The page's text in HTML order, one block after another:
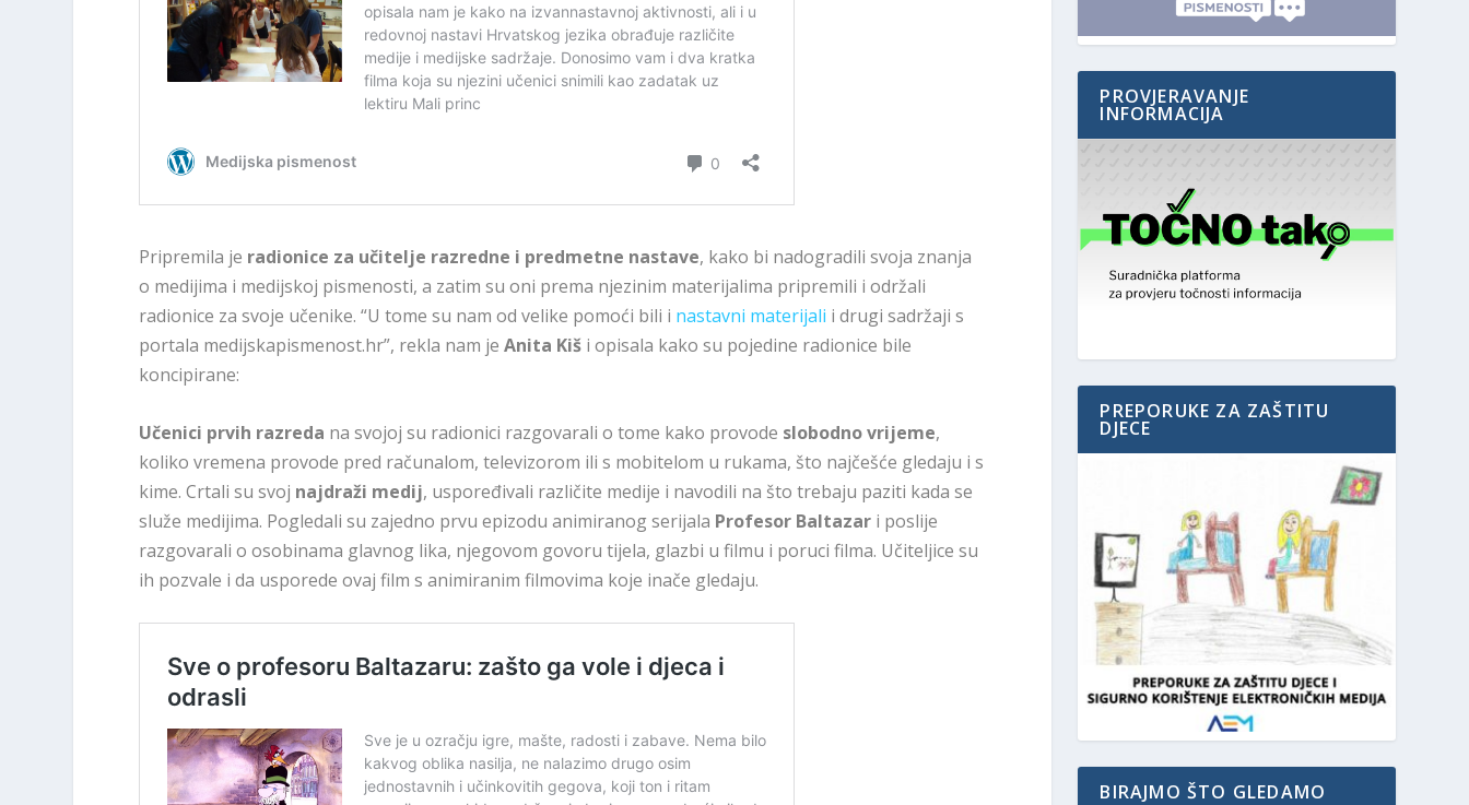
Pripremila je radionice za učitelje razredne i predmetne nastave, kako bi nadogradili svoja znanja
o medijima i medijskoj pismenosti, a zatim su oni prema njezinim materijalima pripremili i održali
radionice za svoje učenike. “U tome su nam od velike pomoći bili i nastavni materijali i drugi sadržaji s
portala medijskapismenost.hr”, rekla nam jeAnita Kiš i opisala kako su pojedine radionice bile
koncipirane:
Učenici prvih razreda na svojoj su radionici razgovarali o tome kako provode slobodno vrijeme,
koliko vremena provode pred računalom, televizorom ili s mobitelom u rukama, što najčešće gledaju i s
kime. Crtali su svoj najdraži medij, uspoređivali različite medije i navodili na što trebaju paziti kada se
služe medijima. Pogledali su zajedno prvu epizodu animiranog serijala Profesor Baltazar i poslije
razgovarali o osobinama glavnog lika, njegovom govoru tijela, glazbi u filmu i poruci filma. Učiteljice su
ih pozvale i da usporede ovaj film s animiranim filmovima koje inače gledaju.
PROVJERAVANJE
INFORMACIJA
PREPORUKE ZA ZAŠTITU
DJECE
BIRAJMO ŠTO GLEDAMO